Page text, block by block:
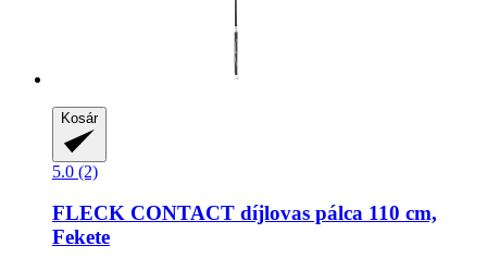
Kosár
5.0 (2)
FLECK CONTACT díjlovas pálca 110 cm,
Fekete